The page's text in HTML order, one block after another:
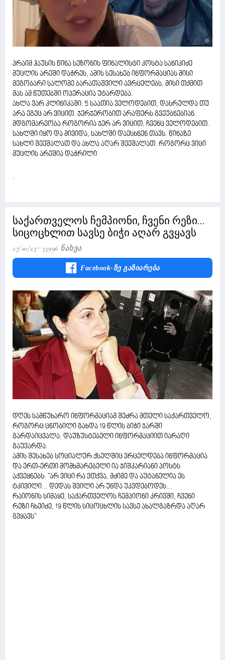
პრაიმ ჰაუსის წინა სეზონის ფინალისტი კოსტა სანიკიძე
მუცლის არეში დაჭრეს, ამის სესახებ ინფორმაციას მისი
მეგობარი სალომე ბარათაშვილი ავრცელებს, მისი თქმით
მას ამ წუთებში ოპერაცია უტარდება.
ახლა ვარ კლინიკაში. 5 საათია ველოდებით, დასრულდა თუ
არა ეგეც არ ვიცით. ჯერჯერობით არაფერს გვეუბნებიან.
მდგომარეობა როგორია ჯერ არ ვიცით, ჩვენც ველოდებით.
სახლში იყო და მივიდა, სახლში დაესხნენ თავს. წინაზე
სახლი შეეშალათ და ახლა აღარ შეეშალათ. როგორც ვიცი
მუცლის არეშია დაჭრილი
.
საქართველოს ჩემპიონი, ჩვენი რეზი...
სიცოცხლით სავსე ბიჭი აღარ გვყავს
27/10/23 35996 Ნახვა
Facebook-Ზე Გაზიარება
დღეს სამწუხარო ინფორმაციამ შეძრა მთელი საქართველო,
როგორც ცნობილი გახდა 19 წლის ბიჭი ჯარში
გარდაიცვალა. დაუზუსტებელი ინფორმაციით იარაღი
გაუვარდა.
ამის შესახებ სოციალურ ქსელშიც ვრცელდება ინფორმაცია
და ერთ-ერთი მომხმარებელი ია ჯიშკარიანი პოსტს
აქვეყნებს: "არ ვიცი რა ვთქვა, მძიმე და აუტანელია ეს
ტკივილი... დედას შვილი არ უნდა უკვდებოდეს...
რაიონის სიმაყე, საქართველოს ჩემპიონი კრივში, ჩვენი
რეზი ჩხეიძე, 19 წლის სიცოცხლის სავსე ახალგაზრდა აღარ
გვყავს"